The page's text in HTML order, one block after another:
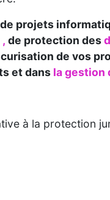
de projets
de protection des
de vos
et dans la gestion
à la protection